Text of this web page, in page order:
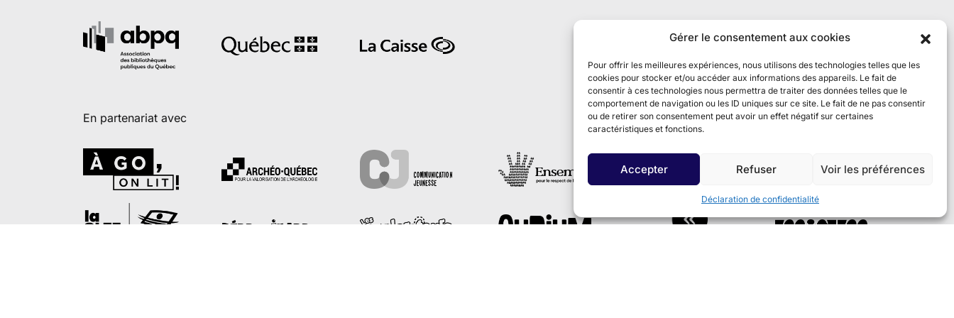
Gérer le consentement aux cookies
Pour offrir les meilleures expériences, nous utilisons des technologies telles que les
cookies pour stocker et/ou accéder aux informations des appareils. Le fait de
consentir à ces technologies nous permettra de traiter des données telles que le
comportement de navigation ou les ID uniques sur ce site. Le fait de ne pas consentir
ou de retirer son consentement peut avoir un effet négatif sur certaines
caractéristiques et fonctions.
Accepter Refuser Voir les préférences
Déclaration de confidentialité
En partenariat avec